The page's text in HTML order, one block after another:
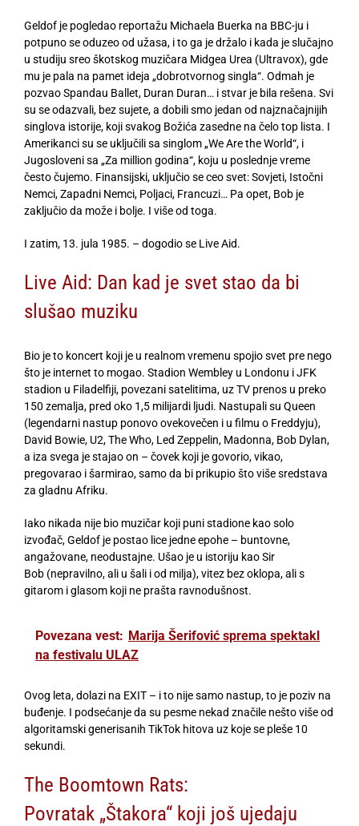
Geldof je pogledao reportažu Michaela Buerka na BBC-ju i
potpuno se oduzeo od užasa, i to ga je držalo i kada je slučajno
u studiju sreo škotskog muzičara Midgea Urea (Ultravox), gde
mu je pala na pamet ideja „dobrotvornog singla“. Odmah je
pozvao Spandau Ballet, Duran Duran… i stvar je bila rešena. Svi
su se odazvali, bez sujete, a dobili smo jedan od najznačajnijih
singlova istorije, koji svakog Božića zasedne na čelo top lista. I
Amerikanci su se uključili sa singlom „We Are the World“, i
Jugosloveni sa „Za million godina“, koju u poslednje vreme
često čujemo. Finansijski, uključio se ceo svet: Sovjeti, Istočni
Nemci, Zapadni Nemci, Poljaci, Francuzi… Pa opet, Bob je
zaključio da može i bolje. I više od toga.
I zatim, 13. jula 1985. – dogodio se Live Aid.
Live Aid: Dan kad je svet stao da bi
slušao muziku
Bio je to koncert koji je u realnom vremenu spojio svet pre nego
što je internet to mogao. Stadion Wembley u Londonu i JFK
stadion u Filadelfiji, povezani satelitima, uz TV prenos u preko
150 zemalja, pred oko 1,5 milijardi ljudi. Nastupali su Queen
(legendarni nastup ponovo ovekovečen i u filmu o Freddyju),
David Bowie, U2, The Who, Led Zeppelin, Madonna, Bob Dylan,
a iza svega je stajao on – čovek koji je govorio, vikao,
pregovarao i šarmirao, samo da bi prikupio što više sredstava
za gladnu Afriku.
Iako nikada nije bio muzičar koji puni stadione kao solo
izvođač, Geldof je postao lice jedne epohe – buntovne,
angažovane, neodustajne. Ušao je u istoriju kao Sir
Bob (nepravilno, ali u šali i od milja), vitez bez oklopa, ali s
gitarom i glasom koji ne prašta ravnodušnost.
Povezana vest: Marija Šerifović sprema spektakl
na festivalu ULAZ
Ovog leta, dolazi na EXIT – i to nije samo nastup, to je poziv na
buđenje. I podsećanje da su pesme nekad značile nešto više od
algoritamski generisanih TikTok hitova uz koje se pleše 10
sekundi.
The Boomtown Rats:
Povratak „Štakora“ koji još ujedaju